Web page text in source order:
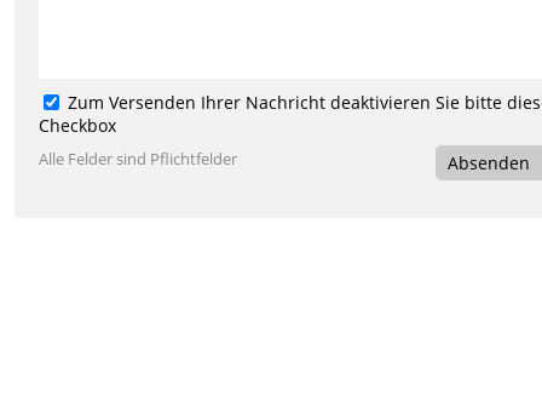
Zum Versenden Ihrer Nachricht deaktivieren Sie bitte
Checkbox
Alle Felder sind Pflichtfelder Absenden